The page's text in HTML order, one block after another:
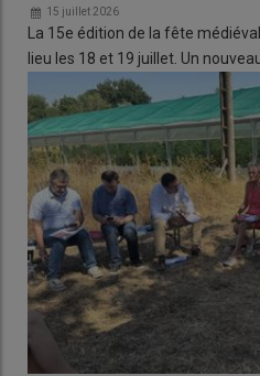
15 juillet 2026
La 15e édition de la fête
lieu les 18 et 19 juillet. Un